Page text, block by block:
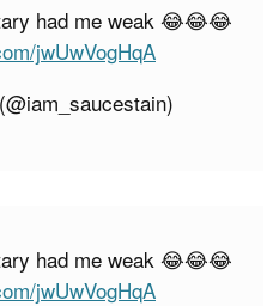
had me weak 😂😂😂
jwUwVogHqA
had me weak 😂😂😂
jwUwVogHqA